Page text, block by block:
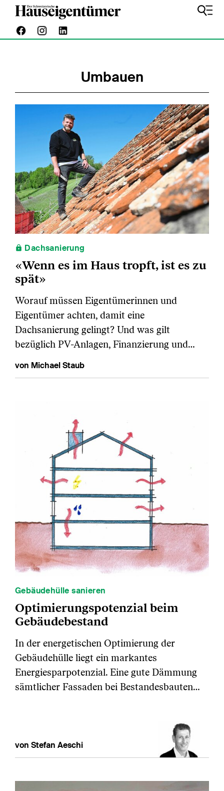
Umbauen
Dachsanierung
«Wenn es im Haus tropft, ist es zu
spät»
Worauf müssen Eigentümerinnen und
Eigentümer achten, damit eine
Dachsanierung gelingt? Und was gilt
bezüglich PV-Anlagen, Finanzierung und…
von Michael Staub
Gebäudehülle sanieren
Optimierungspotenzial beim
Gebäudebestand
In der energetischen Optimierung der
Gebäudehülle liegt ein markantes
Energiesparpotenzial. Eine gute Dämmung
sämtlicher Fassaden bei Bestandesbauten…
von Stefan Aeschi